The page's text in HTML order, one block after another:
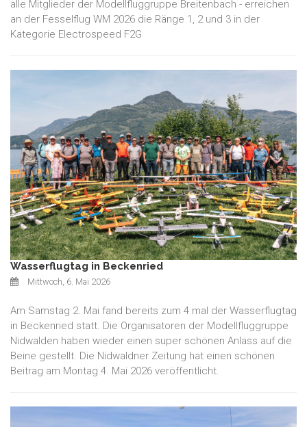
alle Mitglieder der Modellfluggruppe Breitenbach - erreichen
an der Fesselflug WM 2026 die Ränge 1, 2 und 3 in der
Kategorie Electrospeed F2G
Wasserflugtag in Beckenried
Mittwoch, 6. Mai 2026
Am Samstag 2. Mai fand bereits zum 4 mal der Wasserflugtag
in Beckenried statt. Die Organisatoren der Modellfluggruppe
Nidwalden haben wieder einen super schönen Anlass auf die
Beine gestellt. Die Nidwaldner Zeitung hat einen schönen
Beitrag am Montag 4. Mai 2026 veröffentlicht.